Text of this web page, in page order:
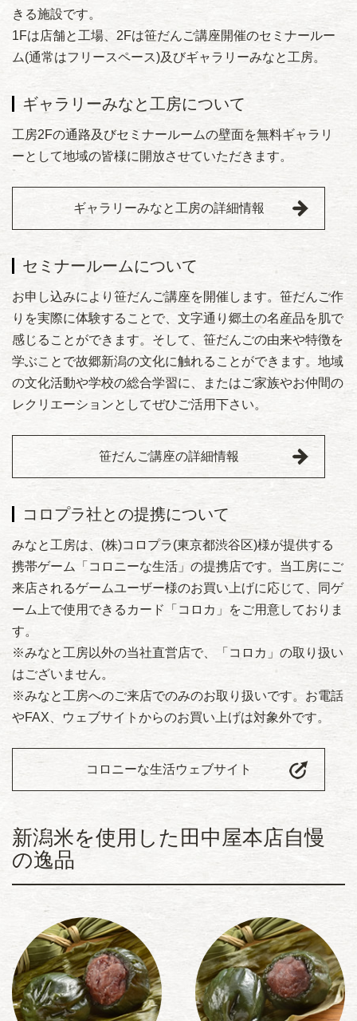
きる施設です。
1Fは店舗と工場、2Fは笹だんご講座開催のセミナールー
ム(通常はフリースペース)及びギャラリーみなと工房。
ギャラリーみなと工房について
工房2Fの通路及びセミナールームの壁面を無料ギャラリ
ーとして地域の皆様に開放させていただきます。
ギャラリーみなと工房の詳細情報
セミナールームについて
お申し込みにより笹だんご講座を開催します。笹だんご作
りを実際に体験することで、文字通り郷土の名産品を肌で
感じることができます。そして、笹だんごの由来や特徴を
学ぶことで故郷新潟の文化に触れることができます。地域
の文化活動や学校の総合学習に、またはご家族やお仲間の
レクリエーションとしてぜひご活用下さい。
笹だんご講座の詳細情報
コロプラ社との提携について
みなと工房は、(株)コロプラ(東京都渋谷区)様が提供する
携帯ゲーム「コロニーな生活」の提携店です。当工房にご
来店されるゲームユーザー様のお買い上げに応じて、同ゲ
ーム上で使用できるカード「コロカ」をご用意しておりま
す。
※みなと工房以外の当社直営店で、「コロカ」の取り扱い
はございません。
※みなと工房へのご来店でのみのお取り扱いです。お電話
やFAX、ウェブサイトからのお買い上げは対象外です。
コロニーな生活ウェブサイト
新潟米を使用した田中屋本店自慢
の逸品